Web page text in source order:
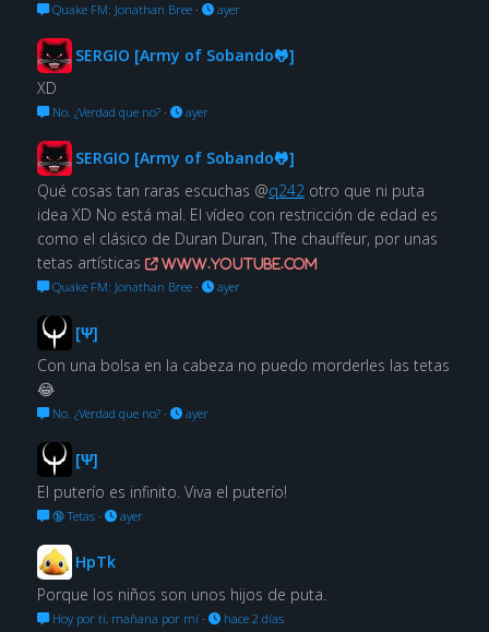
Quake FM: Jonathan Bree· ayer
SERGIO [Army of Sobando🐸]
XD
No. ¿Verdad que no?· ayer
SERGIO [Army of Sobando🐸]
Qué cosas tan raras escuchas @q242otro que ni puta
idea XD No está mal. El vídeo con restricción de edad es
como el clásico de Duran Duran, The chauffeur, por unas
tetas artísticas
www.youtube.com
Quake FM: Jonathan Bree· ayer
[Ψ]
Con una bolsa en la cabeza no puedo morderles las tetas
😂
No. ¿Verdad que no?· ayer
[Ψ]
El puterío es infinito. Viva el puterío!
🔞 Tetas· ayer
HpTk
Porque los niños son unos hijos de puta.
Hoy por ti, mañana por mí· hace 2 días